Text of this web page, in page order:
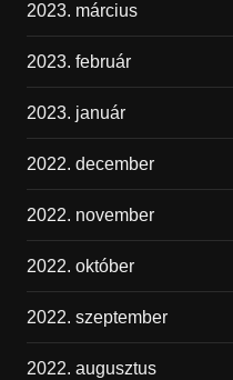
2023. március
2023. február
2023. január
2022. december
2022. november
2022. október
2022. szeptember
2022. augusztus